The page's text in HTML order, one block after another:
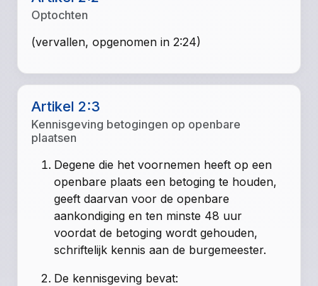
Optochten
(vervallen, opgenomen in 2:24)
Artikel 2:3
Kennisgeving betogingen op openbare
plaatsen
Degene die het voornemen heeft op een
openbare plaats een betoging te houden,
geeft daarvan voor de openbare
aankondiging en ten minste 48 uur
voordat de betoging wordt gehouden,
schriftelijk kennis aan de burgemeester.
De kennisgeving bevat: